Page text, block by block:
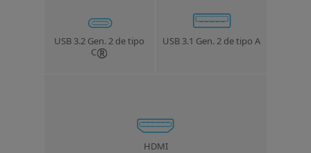
USB 3.2 Gen. 2 de tipo
C®
USB 3.1 Gen. 2 de tipo A
HDMI